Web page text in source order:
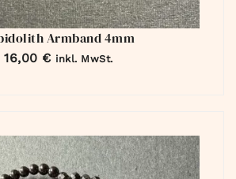
Armband 4mm
16,00 € inkl. MwSt.